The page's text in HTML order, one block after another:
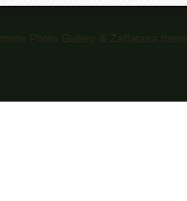
Photo Gallery & Zaffatasa